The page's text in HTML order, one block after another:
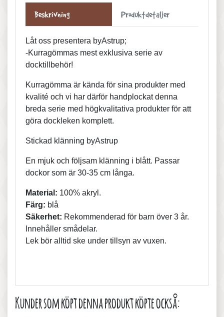
Beskrivning Produktdetaljer
Låt oss presentera byAstrup;
-Kurragömmas mest exklusiva serie av
docktillbehör!
Kurragömma är kända för sina produkter med
kvalité och vi har därför handplockat denna
breda serie med högkvalitativa produkter för att
göra dockleken komplett.
Stickad klänning byAstrup
En mjuk och följsam klänning i blått. Passar
dockor som är 30-35 cm långa.
Material: 100% akryl.
Färg: blå
Säkerhet: Rekommenderad för barn över 3 år.
Innehåller smådelar.
Lek bör alltid ske under tillsyn av vuxen.
Kunder som köpt denna produkt köpte också: